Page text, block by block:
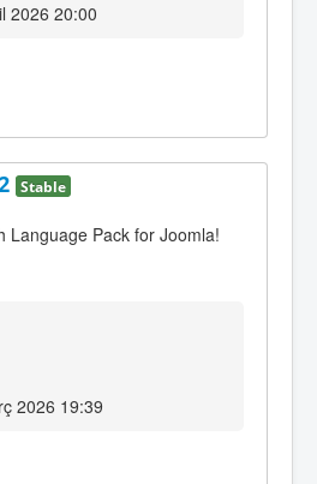
2026 20:00
Stable
Language Pack for Joomla!
2026 19:39